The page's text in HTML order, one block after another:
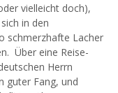
vielleicht doch),
in den
schmerzhafte Lacher
Über eine Reise-
Herrn
guter Fang, und